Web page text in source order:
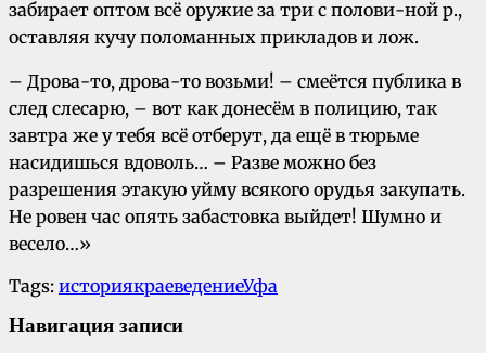
забирает оптом всё оружие за три с полови-нoй р.,
оставляя кучу поломанных прикладов и лож.
– Дрова-то, дрова-то возьми! – смеётся публика в
след слесарю, – вот как донесём в полицию, так
завтра же у тебя всё отберут, да ещё в тюрьме
насидишься вдоволь… – Разве можно без
разрешения этакую уйму всякого орудья закупать.
Не ровен час опять забастовка выйдет! Шумно и
весело…»
Tags: историякраеведениеУфа
Навигация записи